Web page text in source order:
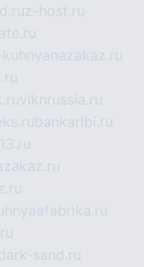
z-host.ru
vlknrussia.ru
bankaribi.ru
sand.ru